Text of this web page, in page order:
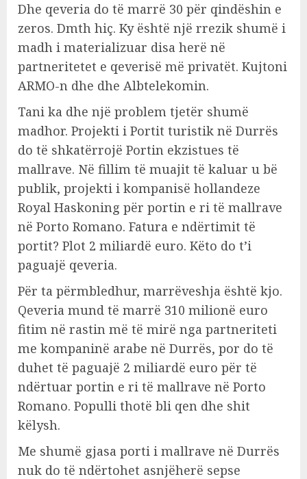
Dhe qeveria do të marrë 30 për qindëshin e
zeros. Dmth hiç. Ky është një rrezik shumë i
madh i materializuar disa herë në
partneritetet e qeverisë më privatët. Kujtoni
ARMO-n dhe dhe Albtelekomin.
Tani ka dhe një problem tjetër shumë
madhor. Projekti i Portit turistik në Durrës
do të shkatërrojë Portin ekzistues të
mallrave. Në fillim të muajit të kaluar u bë
publik, projekti i kompanisë hollandeze
Royal Haskoning për portin e ri të mallrave
në Porto Romano. Fatura e ndërtimit të
portit? Plot 2 miliardë euro. Këto do t’i
paguajë qeveria.
Për ta përmbledhur, marrëveshja është kjo.
Qeveria mund të marrë 310 milionë euro
fitim në rastin më të mirë nga partneriteti
me kompaninë arabe në Durrës, por do të
duhet të paguajë 2 miliardë euro për të
ndërtuar portin e ri të mallrave në Porto
Romano. Populli thotë bli qen dhe shit
këlysh.
Me shumë gjasa porti i mallrave në Durrës
nuk do të ndërtohet asnjëherë sepse